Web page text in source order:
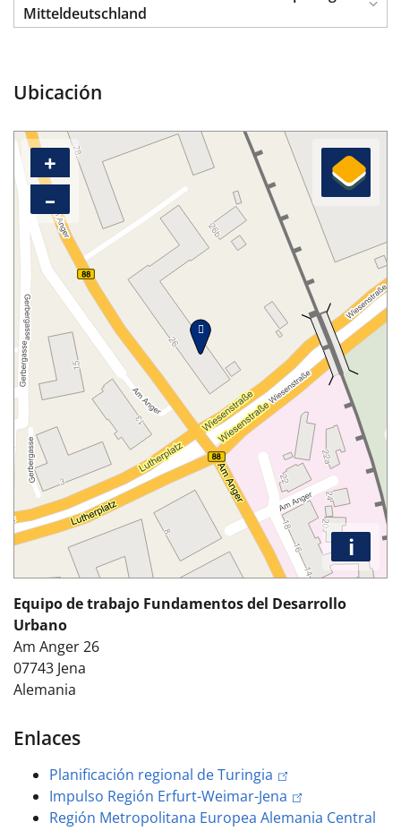
Mitteldeutschland
Ubicación
+
–
i
Equipo de trabajo Fundamentos del Desarrollo
Urbano
Am Anger 26
07743 Jena
Alemania
Enlaces
Planificación regional de Turingia
Impulso Región Erfurt-Weimar-Jena
Región Metropolitana Europea Alemania Central